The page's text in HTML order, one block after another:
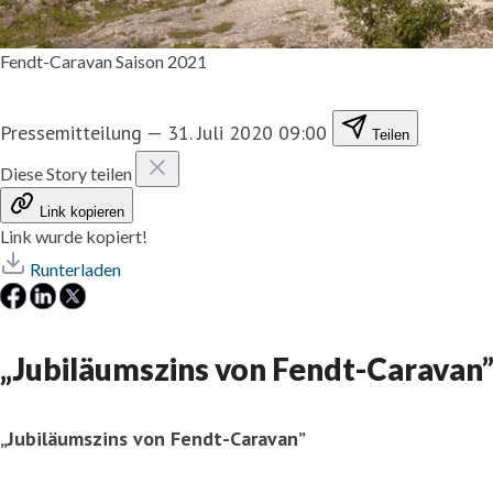
Fendt-Caravan Saison 2021
Pressemitteilung — 31. Juli 2020 09:00 Teilen
Diese Story teilen
Link kopieren
Link wurde kopiert!
Runterladen
„Jubiläumszins von Fendt-Caravan”
„Jubiläumszins von Fendt-Caravan”